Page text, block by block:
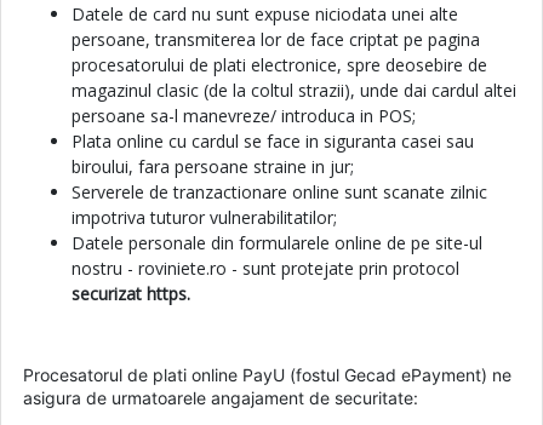
Datele de card nu sunt expuse niciodata unei alte
persoane, transmiterea lor de face criptat pe pagina
procesatorului de plati electronice, spre deosebire de
magazinul clasic (de la coltul strazii), unde dai cardul altei
persoane sa-l manevreze/ introduca in POS;
Plata online cu cardul se face in siguranta casei sau
biroului, fara persoane straine in jur;
Serverele de tranzactionare online sunt scanate zilnic
impotriva tuturor vulnerabilitatilor;
Datele personale din formularele online de pe site-ul
nostru - roviniete.ro - sunt protejate prin protocol
securizat https.
Procesatorul de plati online PayU (fostul Gecad ePayment) ne
asigura de urmatoarele angajament de securitate: